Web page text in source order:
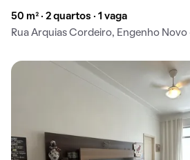
50 m² · 2 quartos · 1 vaga
Rua Arquias Cordeiro, Engenho Novo